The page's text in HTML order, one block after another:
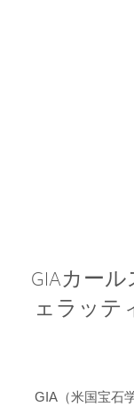
GIAカー
ェラッテ
GIA（米国宝石